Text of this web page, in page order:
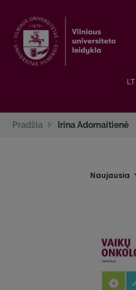
LT
Pradžia Irina Adomaitienė